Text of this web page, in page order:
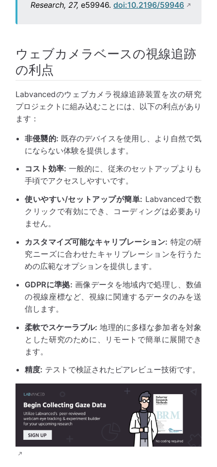
Research, 27, e59946.doi:10.2196/59946
ウェブカメラベースの視線追跡
の利点
Labvancedのウェブカメラ視線追跡装置を次の研究
プロジェクトに組み込むことには、以下の利点があり
ます：
非侵襲的: 既存のデバイスを使用し、より自然で気
にならない体験を提供します。
コスト効率: 一般的に、従来のセットアップよりも
手頃でアクセスしやすいです。
使いやすい/セットアップが簡単: Labvancedで数
クリックで有効にでき、コーディングは必要あり
ません。
カスタマイズ可能なキャリブレーション: 特定の研
究ニーズに合わせたキャリブレーションを行うた
めの広範なオプションを提供します。
GDPRに準拠: 画像データを地域内で処理し、数値
の視線座標など、視線に関連するデータのみを送
信します。
柔軟でスケーラブル: 地理的に多様な参加者を対象
とした研究のために、リモートで簡単に展開でき
ます。
精度: テストで検証されたピアレビュー技術です。